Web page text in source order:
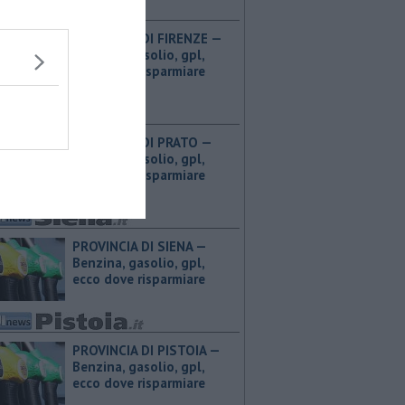
PROVINCIA DI FIRENZE — ​
Benzina, gasolio, gpl,
ecco dove risparmiare
PROVINCIA DI PRATO — ​
Benzina, gasolio, gpl,
ecco dove risparmiare
PROVINCIA DI SIENA — ​
Benzina, gasolio, gpl,
ecco dove risparmiare
PROVINCIA DI PISTOIA — ​
Benzina, gasolio, gpl,
ecco dove risparmiare